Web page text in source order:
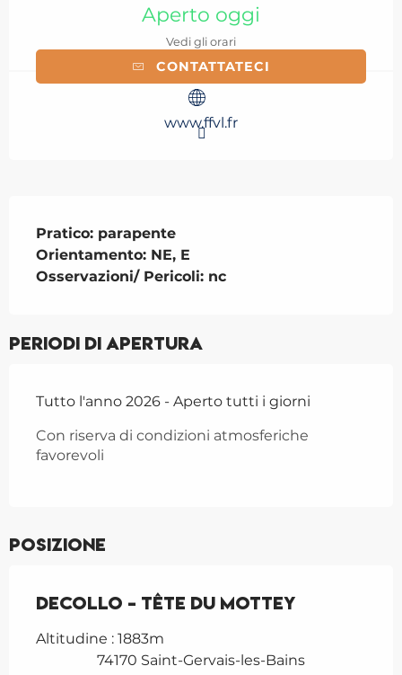
Aperto oggi
Vedi gli orari
CONTATTATECI
www.ffvl.fr
Pratico: parapente
Orientamento: NE, E
Osservazioni/ Pericoli: nc
Periodi di apertura
Tutto l'anno 2026 - Aperto tutti i giorni
Con riserva di condizioni atmosferiche
favorevoli
Posizione
Decollo - Tête du Mottey
Altitudine : 1883m
74170 Saint-Gervais-les-Bains